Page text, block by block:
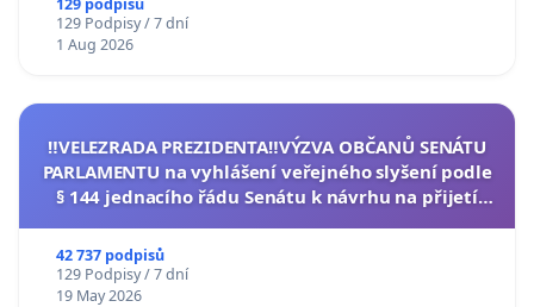
129 Podpisy / 7 dní
1 Aug 2026
‼️VELEZRADA PREZIDENTA‼️VÝZVA OBČANŮ SENÁTU
PARLAMENTU na vyhlášení veřejného slyšení podle
§ 144 jednacího řádu Senátu k návrhu na přijetí
42 737 podpisů
129 Podpisy / 7 dní
19 May 2026